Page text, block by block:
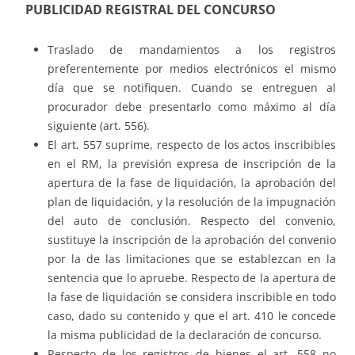
PUBLICIDAD REGISTRAL DEL CONCURSO
Traslado de mandamientos a los registros
preferentemente por medios electrónicos el mismo
día que se notifiquen. Cuando se entreguen al
procurador debe presentarlo como máximo al día
siguiente (art. 556).
El art. 557 suprime, respecto de los actos inscribibles
en el RM, la previsión expresa de inscripción de la
apertura de la fase de liquidación, la aprobación del
plan de liquidación, y la resolución de la impugnación
del auto de conclusión. Respecto del convenio,
sustituye la inscripción de la aprobación del convenio
por la de las limitaciones que se establezcan en la
sentencia que lo apruebe. Respecto de la apertura de
la fase de liquidación se considera inscribible en todo
caso, dado su contenido y que el art. 410 le concede
la misma publicidad de la declaración de concurso.